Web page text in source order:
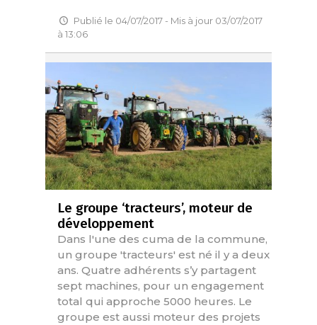
Publié le 04/07/2017 - Mis à jour 03/07/2017
à 13:06
Le groupe ‘tracteurs’, moteur de
développement
Dans l'une des cuma de la commune,
un groupe 'tracteurs' est né il y a deux
ans. Quatre adhérents s’y partagent
sept machines, pour un engagement
total qui approche 5000 heures. Le
groupe est aussi moteur des projets